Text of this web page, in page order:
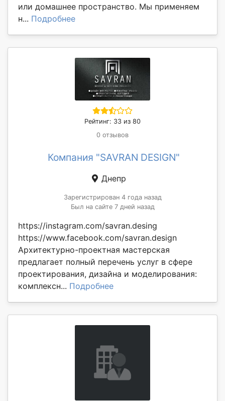
или домашнее пространство. Мы применяем
н... Подробнее
Рейтинг: 33 из 80
0 отзывов
Компания "SAVRAN DESIGN"
Днепр
Зарегистрирован 4 года назад
Был на сайте 7 дней назад
https://instagram.com/savran.desing
https://www.facebook.com/savran.design
Архитектурно-проектная мастерская
предлагает полный перечень услуг в сфере
проектирования, дизайна и моделирования:
комплексн... Подробнее